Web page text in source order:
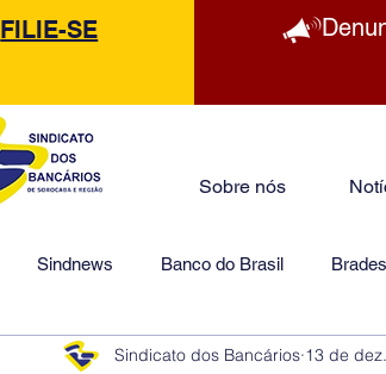
FILIE-SE
Sobre nós
Sindnews Banco do Brasil
HSBC Financeiras Jurídico
Sindicato dos Bancários 13 de